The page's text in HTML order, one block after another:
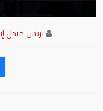
بزنس ميدل